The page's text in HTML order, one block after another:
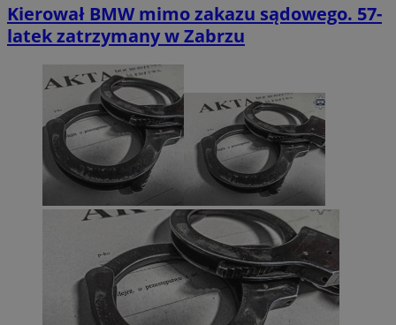
Kierował BMW mimo zakazu sądowego. 57-
latek zatrzymany w Zabrzu